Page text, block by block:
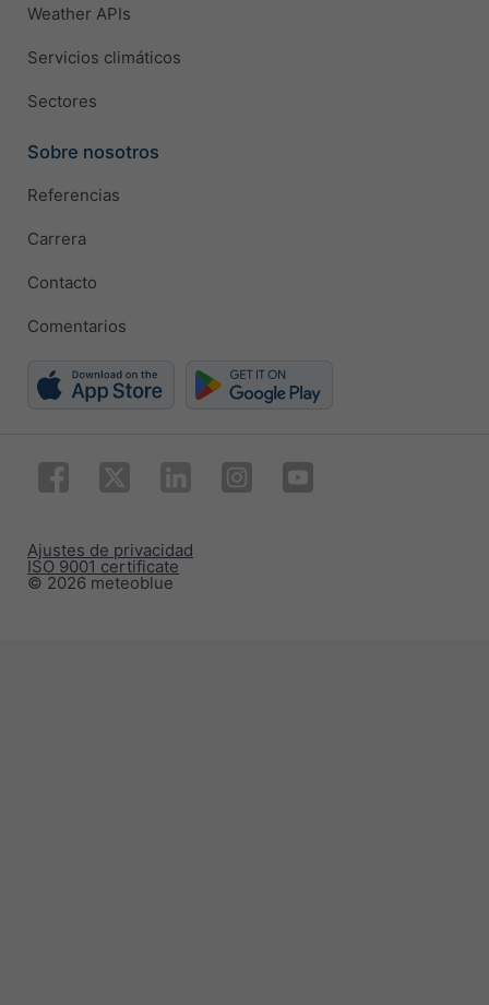
Weather APIs
Servicios climáticos
Sectores
Sobre nosotros
Referencias
Carrera
Contacto
Comentarios
© 2026 meteoblue
ISO 9001 certificate
Ajustes de privacidad